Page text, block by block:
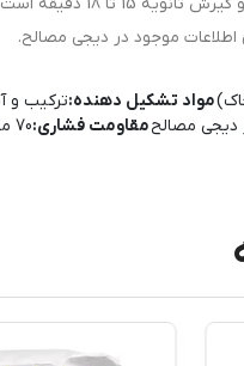
مواد تشکیل دهنده:ترکیب و
مقاومت فشاری:70 مگاپاسکال طبق اطلاعات موجود در دیجی مصالح